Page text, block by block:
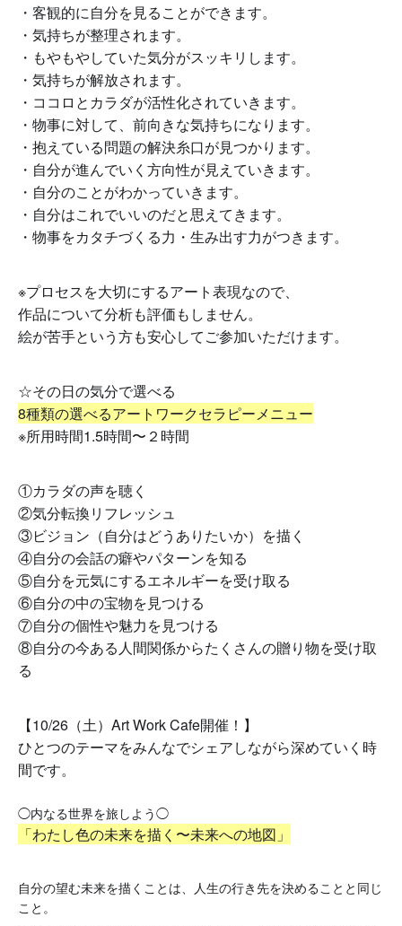
・客観的に自分を見ることができます。
・気持ちが整理されます。
・もやもやしていた気分がスッキリします。
・気持ちが解放されます。
・ココロとカラダが活性化されていきます。
・物事に対して、前向きな気持ちになります。
・抱えている問題の解決糸口が見つかります。
・自分が進んでいく方向性が見えていきます。
・自分のことがわかっていきます。
・自分はこれでいいのだと思えてきます。
・物事をカタチづくる力・生み出す力がつきます。
※プロセスを大切にするアート表現なので、
作品について分析も評価もしません。
絵が苦手という方も安心してご参加いただけます。
☆その日の気分で選べる
8種類の選べるアートワークセラピーメニュー
※所用時間1.5時間〜２時間
①カラダの声を聴く
②気分転換リフレッシュ
③ビジョン（自分はどうありたいか）を描く
④自分の会話の癖やパターンを知る
⑤自分を元気にするエネルギーを受け取る
⑥自分の中の宝物を見つける
⑦自分の個性や魅力を見つける
⑧自分の今ある人間関係からたくさんの贈り物を受け取
る
【10/26（土）Art Work Cafe開催！】
ひとつのテーマをみんなでシェアしながら深めていく時
間です。
◯内なる世界を旅しよう◯
「わたし色の未来を描く〜未来への地図」
自分の望む未来を描くことは、人生の行き先を決めることと同じ
こと。